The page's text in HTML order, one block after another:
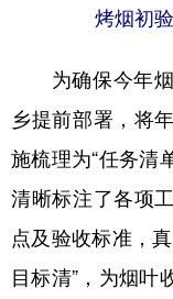
烤烟初
为确保今年烟
乡提前部署，将
施梳理为“任务清
清晰标注了各项
点及验收标准，
目标清”，为烟叶